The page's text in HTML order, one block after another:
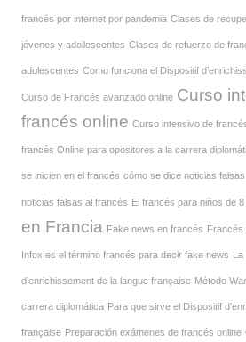
francés por internet por pandemia Clases de
jóvenes y adoilescentes Clases de refuerzo de
adolescentes Como funciona el Dispositif
Curso de Francés avanzado online Curso
francés online Curso intensivo de
francés Online para opositores a la carrera
se inicien en el francés cómo se dice noticias
noticias falsas al francés El francés para niños de
en Francia Fake news en francés Francés
Infox es el término francés para decir fake news La
d’enrichissement de la langue française Método
carrera diplomática Para que sirve el Dispositif
française Preparación exámenes de francés online